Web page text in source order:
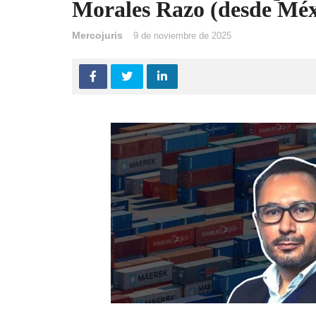
Morales Razo (desde
Mercojuris 9 de noviembre de 2025